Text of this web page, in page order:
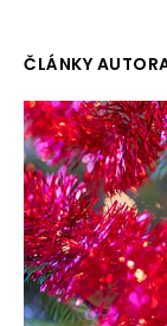
ČLÁNKY